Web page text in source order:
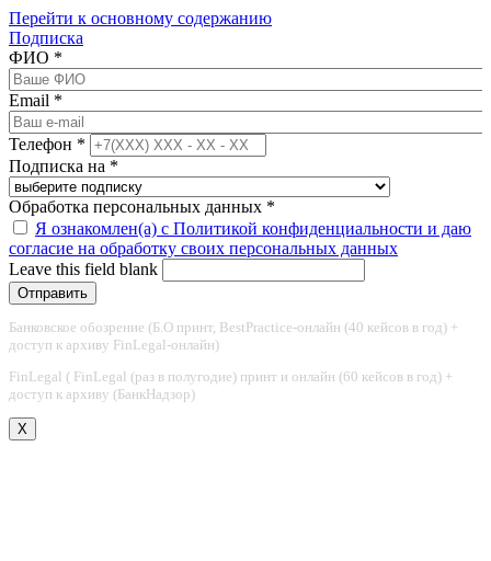
Перейти к основному содержанию
Подписка
ФИО *
Email *
Телефон *
Подписка на *
Обработка персональных данных *
Я ознакомлен(а) с Политикой конфиденциальности и даю
согласие на обработку своих персональных данных
Leave this field blank
Банковское обозрение (Б.О принт, BestPractice-онлайн (40 кейсов в год) +
доступ к архиву FinLegal-онлайн)
FinLegal ( FinLegal (раз в полугодие) принт и онлайн (60 кейсов в год) +
доступ к архиву (БанкНадзор)
X